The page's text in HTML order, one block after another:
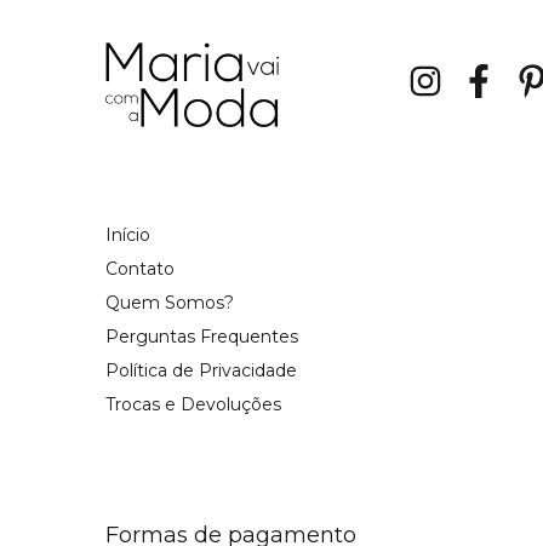
Início
Contato
Quem Somos?
Perguntas Frequentes
Política de Privacidade
Trocas e Devoluções
Formas de pagamento